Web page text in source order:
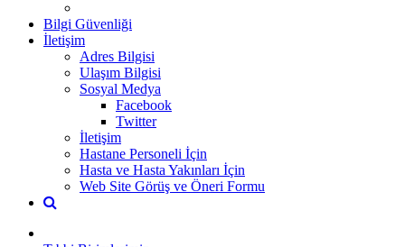
Bilgi Güvenliği
İletişim
Adres Bilgisi
Ulaşım Bilgisi
Sosyal Medya
Facebook
Twitter
İletişim
Hastane Personeli İçin
Hasta ve Hasta Yakınları İçin
Web Site Görüş ve Öneri Formu